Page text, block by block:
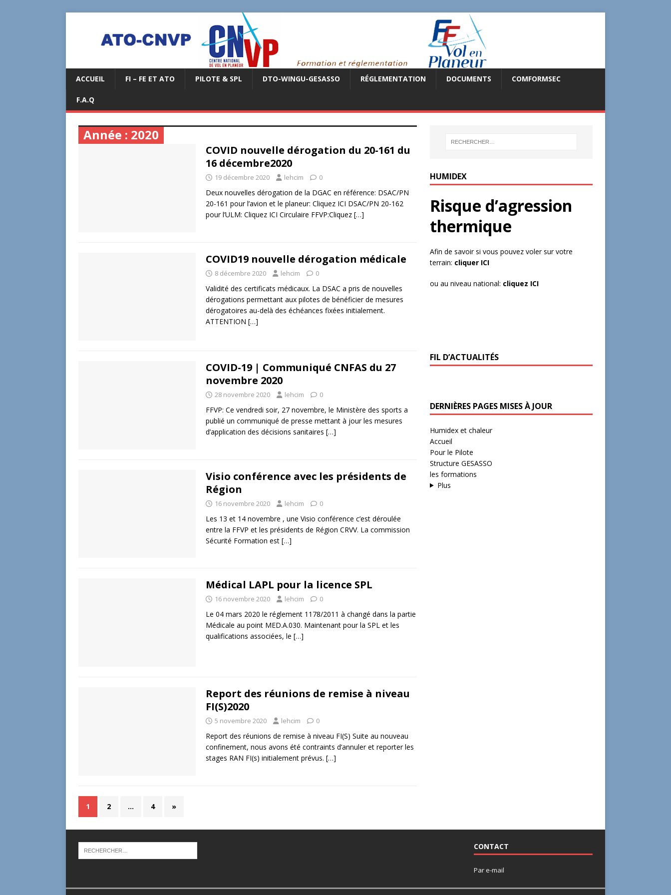
ACCUEIL FI – FE ET ATO PILOTE & SPL DTO-WINGU-GESASSO RÉGLEMENTATION DOCUMENTS COMFORMSEC
F.A.Q
Année : 2020
COVID nouvelle dérogation du 20-161 du
16 décembre2020
19 décembre 2020 lehcim 0
Deux nouvelles dérogation de la DGAC en référence: DSAC/PN
20-161 pour l’avion et le planeur: Cliquez ICI DSAC/PN 20-162
pour l’ULM: Cliquez ICI Circulaire FFVP:Cliquez […]
COVID19 nouvelle dérogation médicale
8 décembre 2020 lehcim 0
Validité des certificats médicaux. La DSAC a pris de nouvelles
dérogations permettant aux pilotes de bénéficier de mesures
dérogatoires au-delà des échéances fixées initialement.
ATTENTION […]
COVID-19 | Communiqué CNFAS du 27
novembre 2020
28 novembre 2020 lehcim 0
FFVP: Ce vendredi soir, 27 novembre, le Ministère des sports a
publié un communiqué de presse mettant à jour les mesures
d’application des décisions sanitaires […]
Visio conférence avec les présidents de
Région
16 novembre 2020 lehcim 0
Les 13 et 14 novembre , une Visio conférence c’est déroulée
entre la FFVP et les présidents de Région CRVV. La commission
Sécurité Formation est […]
Médical LAPL pour la licence SPL
16 novembre 2020 lehcim 0
Le 04 mars 2020 le réglement 1178/2011 à changé dans la partie
Médicale au point MED.A.030. Maintenant pour la SPL et les
qualifications associées, le […]
Report des réunions de remise à niveau
FI(S)2020
5 novembre 2020 lehcim 0
Report des réunions de remise à niveau FI(S) Suite au nouveau
confinement, nous avons été contraints d’annuler et reporter les
stages RAN FI(s) initialement prévus. […]
1 2 … 4 »
HUMIDEX
Risque d’agression
thermique
Afin de savoir si vous pouvez voler sur votre
terrain: cliquer ICI
ou au niveau national: cliquez ICI
FIL D’ACTUALITÉS
DERNIÈRES PAGES MISES À JOUR
Humidex et chaleur
Accueil
Pour le Pilote
Structure GESASSO
les formations
Plus
CONTACT
Par e-mail